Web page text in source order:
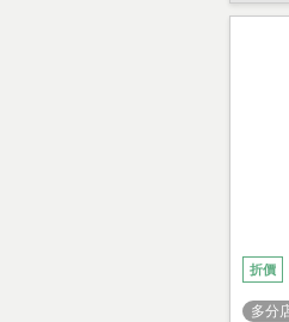
折價
多分